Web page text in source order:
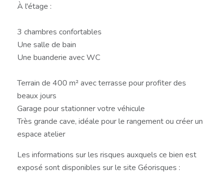
À l'étage :
3 chambres confortables
Une salle de bain
Une buanderie avec WC
Terrain de 400 m² avec terrasse pour profiter des
beaux jours
Garage pour stationner votre véhicule
Très grande cave, idéale pour le rangement ou créer un
espace atelier
Les informations sur les risques auxquels ce bien est
exposé sont disponibles sur le site Géorisques :